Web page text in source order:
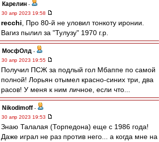
Карелин -
30 апр 2023 19:58
recchi , Про 80-й не уловил тонкоту иронии.
Вагиз пылил за "Тулузу" 1970 г.р.
МосфОлд -
30 апр 2023 19:55
Получил ПСЖ за подлый гол Мбаппе по самой
полной! Лорьян отымел красно-синих три, два
расов! У меня к ним личное, если что...
Nikodimoff -
30 апр 2023 19:53
Знаю Талалая (Торпедона) еще с 1986 года!
Даже играл не раз против него... а когда мне на